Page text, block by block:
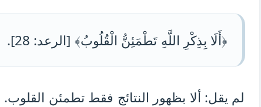
﴿أَلَا بِذِكْرِ اللَّهِ تَطْمَئِنُّ الْقُلُوبُ﴾ [الرعد: 28].
لم يقل: ألا بظهور النتائج فقط تطمئن القلوب.